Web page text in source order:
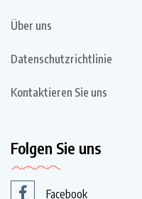
Über uns
Datenschutzrichtlinie
Kontaktieren Sie uns
Folgen Sie uns
Facebook